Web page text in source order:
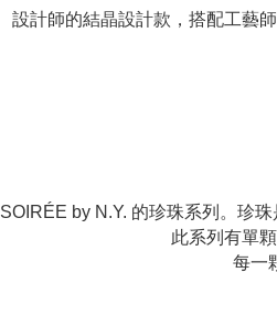
設計師的結晶設計款，搭配工藝
SOIRÉE by N.Y. 的珍珠系列。珍
此系列有單
每一